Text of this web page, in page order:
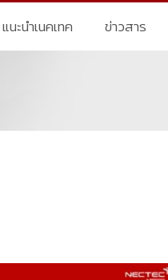
แนะนำเนคเทค ข่าวสาร